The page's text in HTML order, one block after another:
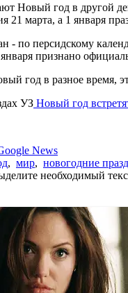
Новый год в другой
21 марта, а 1 января
- по персидскому
января признано
год в разное время,
УЗ Новый год
News
, мир, новогодние
необходимый